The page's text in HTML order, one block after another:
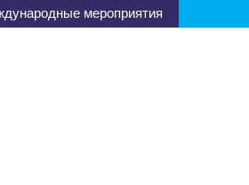
мероприятия